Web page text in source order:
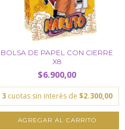
BOLSA DE PAPEL CON CIERRE
X8
$6.900,00
3 cuotas sin interés de $2.300,00